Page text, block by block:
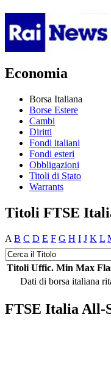
Economia
Borsa Italiana
Borse Estere
Cambi
Diritti
Fondi italiani
Fondi esteri
Obbligazioni
Titoli di Stato
Warrants
Titoli FTSE
A B C D E F G H I J K L
Titoli Uffic. Min Max
Dati di borsa italiana
FTSE Italia All-